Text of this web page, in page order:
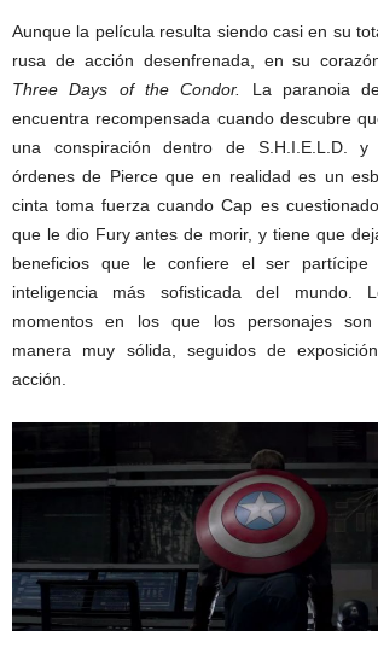
Aunque la película resulta siendo casi en su
rusa de acción desenfrenada, en su
Three Days of the Condor.
La paranoia
encuentra recompensada cuando descubre
una conspiración dentro de S.H.I.E.L.D.
órdenes de Pierce que en realidad es un
cinta toma fuerza cuando Cap es
que le dio Fury antes de morir, y tiene que
beneficios que le confiere el ser
inteligencia más sofisticada del mundo.
momentos en los que los personajes son
manera muy sólida, seguidos de
acción.